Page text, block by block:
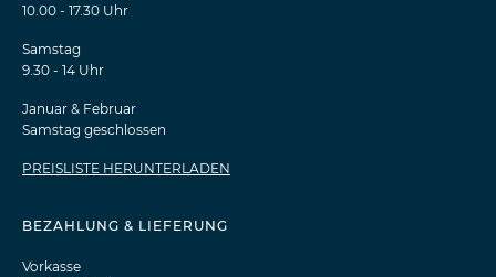
10.00 - 17.30 Uhr
Samstag
9.30 - 14 Uhr
Januar & Februar
Samstag geschlossen
PREISLISTE HERUNTERLADEN
BEZAHLUNG & LIEFERUNG
Vorkasse